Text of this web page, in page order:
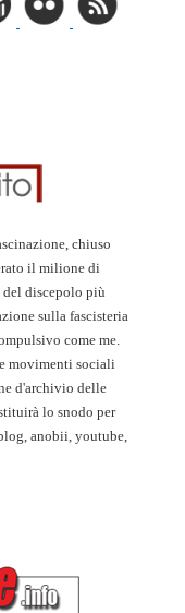
chiuso
il milione di
discepolo più
sulla fascisteria
come me.
movimenti sociali
d'archivio delle
lo snodo per
anobii, youtube,